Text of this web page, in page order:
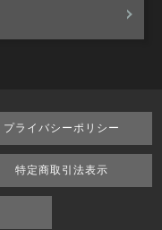
プライバシーポリシー
特定商取引法表示